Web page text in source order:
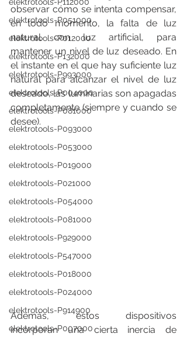
elektrotools-P051000
elektrotools-P012000
elektrotools-P132000
elektrotools-P993000
elektrotools-P004000
elektrotools-P081000
elektrotools-P093000
elektrotools-P053000
elektrotools-P019000
elektrotools-P021000
elektrotools-P054000
elektrotools-P081000
elektrotools-P929000
elektrotools-P547000
elektrotools-P018000
elektrotools-P024000
elektrotools-P914900
elektrotools-P007000
observar cómo se intenta compensar,
en todo momento, la falta de luz
natural con luz artificial, para
mantener un nivel de luz deseado. En
el instante en el que hay suficiente luz
natural para alcanzar el nivel de luz
deseado, las luminarias son apagadas
completamente (siempre y cuando se
desee).
Además, estos dispositivos
incorporan una cierta inercia de